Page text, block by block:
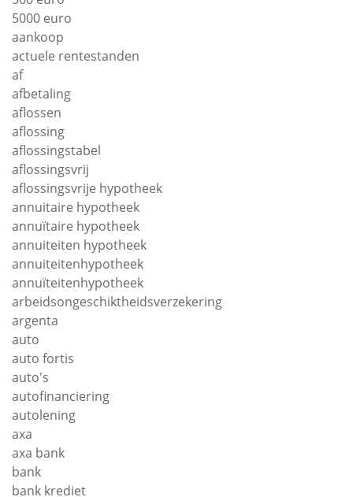
5000 euro
aankoop
actuele rentestanden
af
afbetaling
aflossen
aflossing
aflossingstabel
aflossingsvrij
aflossingsvrije hypotheek
annuitaire hypotheek
annuïtaire hypotheek
annuiteiten hypotheek
annuiteitenhypotheek
annuïteitenhypotheek
arbeidsongeschiktheidsverzekering
argenta
auto
auto fortis
auto's
autofinanciering
autolening
axa
axa bank
bank
bank krediet